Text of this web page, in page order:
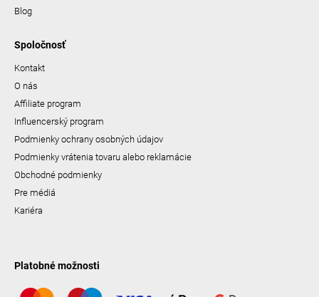
Blog
Spoločnosť
Kontakt
O nás
Affiliate program
Influencerský program
Podmienky ochrany osobných údajov
Podmienky vrátenia tovaru alebo reklamácie
Obchodné podmienky
Pre médiá
Kariéra
Platobné možnosti